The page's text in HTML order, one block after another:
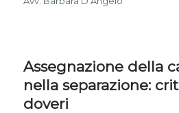
Assegnazione della
nella separazione:
doveri